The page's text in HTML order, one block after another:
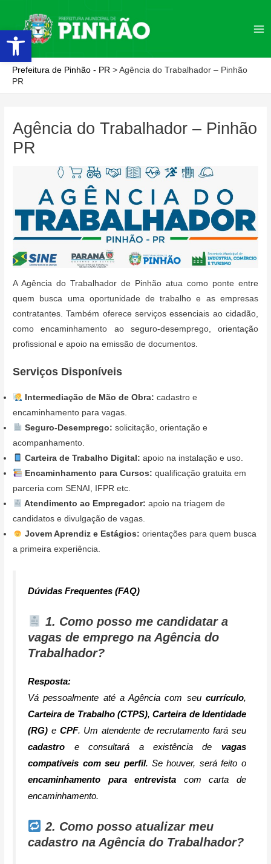
Abrir a barra de ferramentas
conteúdo
Prefeitura de Pinhão - PR > Agência do Trabalhador – Pinhão
PR
Agência do Trabalhador – Pinhão
PR
A Agência do Trabalhador de Pinhão atua como ponte entre
quem busca uma oportunidade de trabalho e as empresas
contratantes. Também oferece serviços essenciais ao cidadão,
como encaminhamento ao seguro-desemprego, orientação
profissional e apoio na emissão de documentos.
Serviços Disponíveis
Intermediação de Mão de Obra: cadastro e
encaminhamento para vagas.
Seguro-Desemprego: solicitação, orientação e
acompanhamento.
Carteira de Trabalho Digital: apoio na instalação e uso.
Encaminhamento para Cursos: qualificação gratuita em
parceria com SENAI, IFPR etc.
Atendimento ao Empregador: apoio na triagem de
candidatos e divulgação de vagas.
Jovem Aprendiz e Estágios: orientações para quem busca
a primeira experiência.
Dúvidas Frequentes (FAQ)
1. Como posso me candidatar a
vagas de emprego na Agência do
Trabalhador?
Resposta:
Vá pessoalmente até a Agência com seu currículo,
Carteira de Trabalho (CTPS),Carteira de Identidade
(RG) e CPF. Um atendente de recrutamento fará seu
cadastro e consultará a existência de vagas
compatíveis com seu perfil. Se houver, será feito o
encaminhamento para entrevista com carta de
encaminhamento.
2. Como posso atualizar meu
cadastro na Agência do Trabalhador?